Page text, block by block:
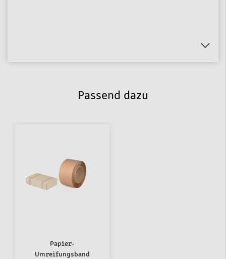
Passend dazu
Papier-
Umreifungsband